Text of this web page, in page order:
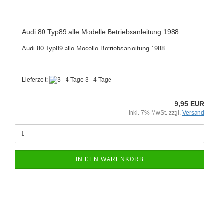
Audi 80 Typ89 alle Modelle Betriebsanleitung 1988
Audi 80 Typ89 alle Modelle Betriebsanleitung 1988
Lieferzeit: 3 - 4 Tage
9,95 EUR
inkl. 7% MwSt. zzgl. Versand
IN DEN WARENKORB